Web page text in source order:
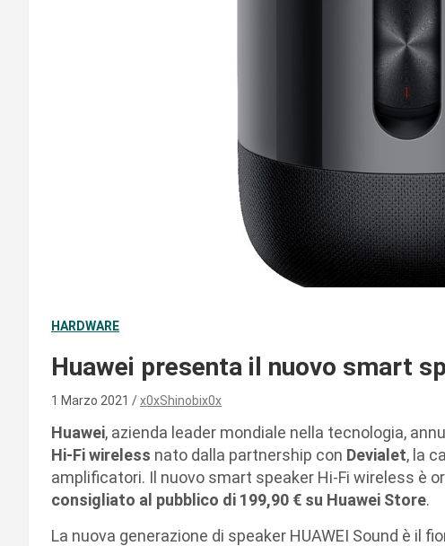
HARDWARE
Huawei presenta il nuovo smart
1 Marzo 2021 x0xShinobix0x
Huawei, azienda leader mondiale nella tecnologia,
Hi-Fi wireless nato dalla partnership con Devialet, la
amplificatori. Il nuovo smart speaker Hi-Fi wireless è
consigliato al pubblico di 199,90 € su Huawei Store.
La nuova generazione di speaker HUAWEI Sound è il